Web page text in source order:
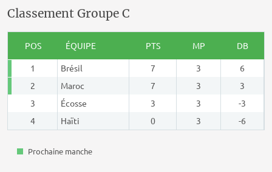
Classement Groupe C
POS ÉQUIPE PTS MP DB
1 Brésil 7 3
6
2
Maroc 7 3
3
3
Écosse 3 3
-3
4
Haïti 0 3 -6
Prochaine manche